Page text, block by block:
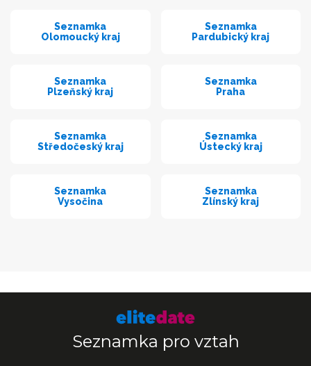
Seznamka
Olomoucký kraj
Seznamka
Pardubický kraj
Seznamka
Plzeňský kraj
Seznamka
Praha
Seznamka
Středočeský kraj
Seznamka
Ústecký kraj
Seznamka
Vysočina
Seznamka
Zlínský kraj
Seznamka pro vztah